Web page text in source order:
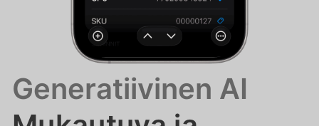
Generatiivinen AI